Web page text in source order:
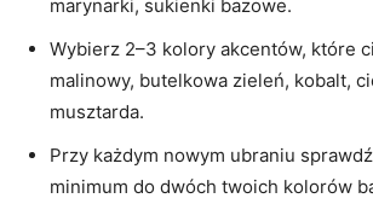
marynarki, sukienki bazowe.
Wybierz 2–3 kolory akcentów, które
malinowy, butelkowa zieleń, kobalt,
musztarda.
Przy każdym nowym ubraniu
minimum do dwóch twoich kolorów